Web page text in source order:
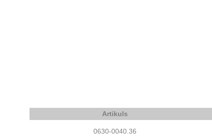
Artikuls
0630-0040.36